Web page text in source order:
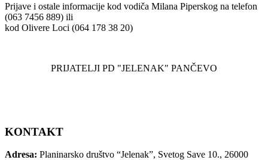
Prijave i ostale informacije kod vodiča Milana Piperskog na telefon
(063 7456 889) ili
kod Olivere Loci (064 178 38 20)
PRIJATELJI PD "JELENAK" PANČEVO
KONTAKT
Adresa: Planinarsko društvo “Jelenak”, Svetog Save 10., 26000